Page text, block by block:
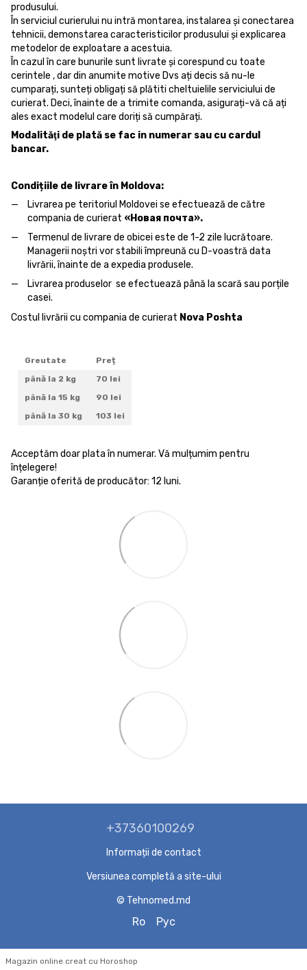
produsului.
În serviciul curierului nu intră montarea, instalarea și conectarea
tehnicii, demonstarea caracteristicilor produsului și explicarea
metodelor de exploatare a acestuia.
În cazul în care bunurile sunt livrate și corespund cu toate
cerintele , dar din anumite motive Dvs ați decis să nu-le
cumparați, sunteți obligați să plătiti cheltuielile serviciului de
curierat. Deci, înainte de a trimite comanda, asigurați-vă că ați
ales exact modelul care doriți să cumpărați.
Modalităţi de plată se fac in numerar sau cu cardul
bancar.
Condițiile de livrare în Moldova:
Livrarea pe teritoriul Moldovei se efectuează de către
compania de curierat «Новая почта».
Termenul de livrare de obicei este de 1-2 zile lucrătoare.
Managerii noștri vor stabili împreună cu D-voastră data
livrării, înainte de a expedia produsele.
Livrarea produselor se efectuează până la scară sau porțile
casei.
Costul livrării cu compania de curierat Nova Poshta
Greutate
Preț
până la 2 kg
70 lei
până la 15 kg
90 lei
până la 30 kg
103 lei
Acceptăm doar plata în numerar. Vă mulțumim pentru
înțelegere!
Garanție oferită de producător: 12 luni.
+37360100269
Informații de contact
Versiunea completă a site-ului
© Tehnomed.md
Ro Рус
Magazin online creat cu Horoshop